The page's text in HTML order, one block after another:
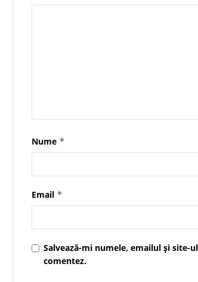
Nume *
Email *
Salvează-mi numele, emailul și site-
comentez.